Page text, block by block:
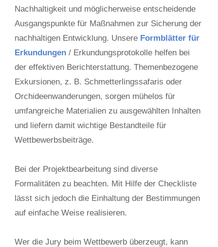
Nachhaltigkeit und möglicherweise entscheidende
Ausgangspunkte für Maßnahmen zur Sicherung der
nachhaltigen Entwicklung. Unsere Formblätter für
Erkundungen / Erkundungsprotokolle helfen bei
der effektiven Berichterstattung. Themenbezogene
Exkursionen, z. B. Schmetterlingssafaris oder
Orchideenwanderungen, sorgen mühelos für
umfangreiche Materialien zu ausgewählten Inhalten
und liefern damit wichtige Bestandteile für
Wettbewerbsbeiträge.
Bei der Projektbearbeitung sind diverse
Formalitäten zu beachten. Mit Hilfe der Checkliste
lässt sich jedoch die Einhaltung der Bestimmungen
auf einfache Weise realisieren.
Wer die Jury beim Wettbewerb überzeugt, kann